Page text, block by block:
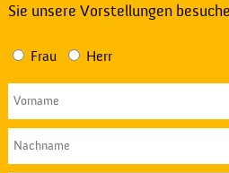
Sie unsere Vorstellungen
Frau Herr